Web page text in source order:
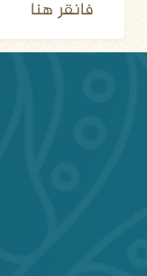
فانقر هنا